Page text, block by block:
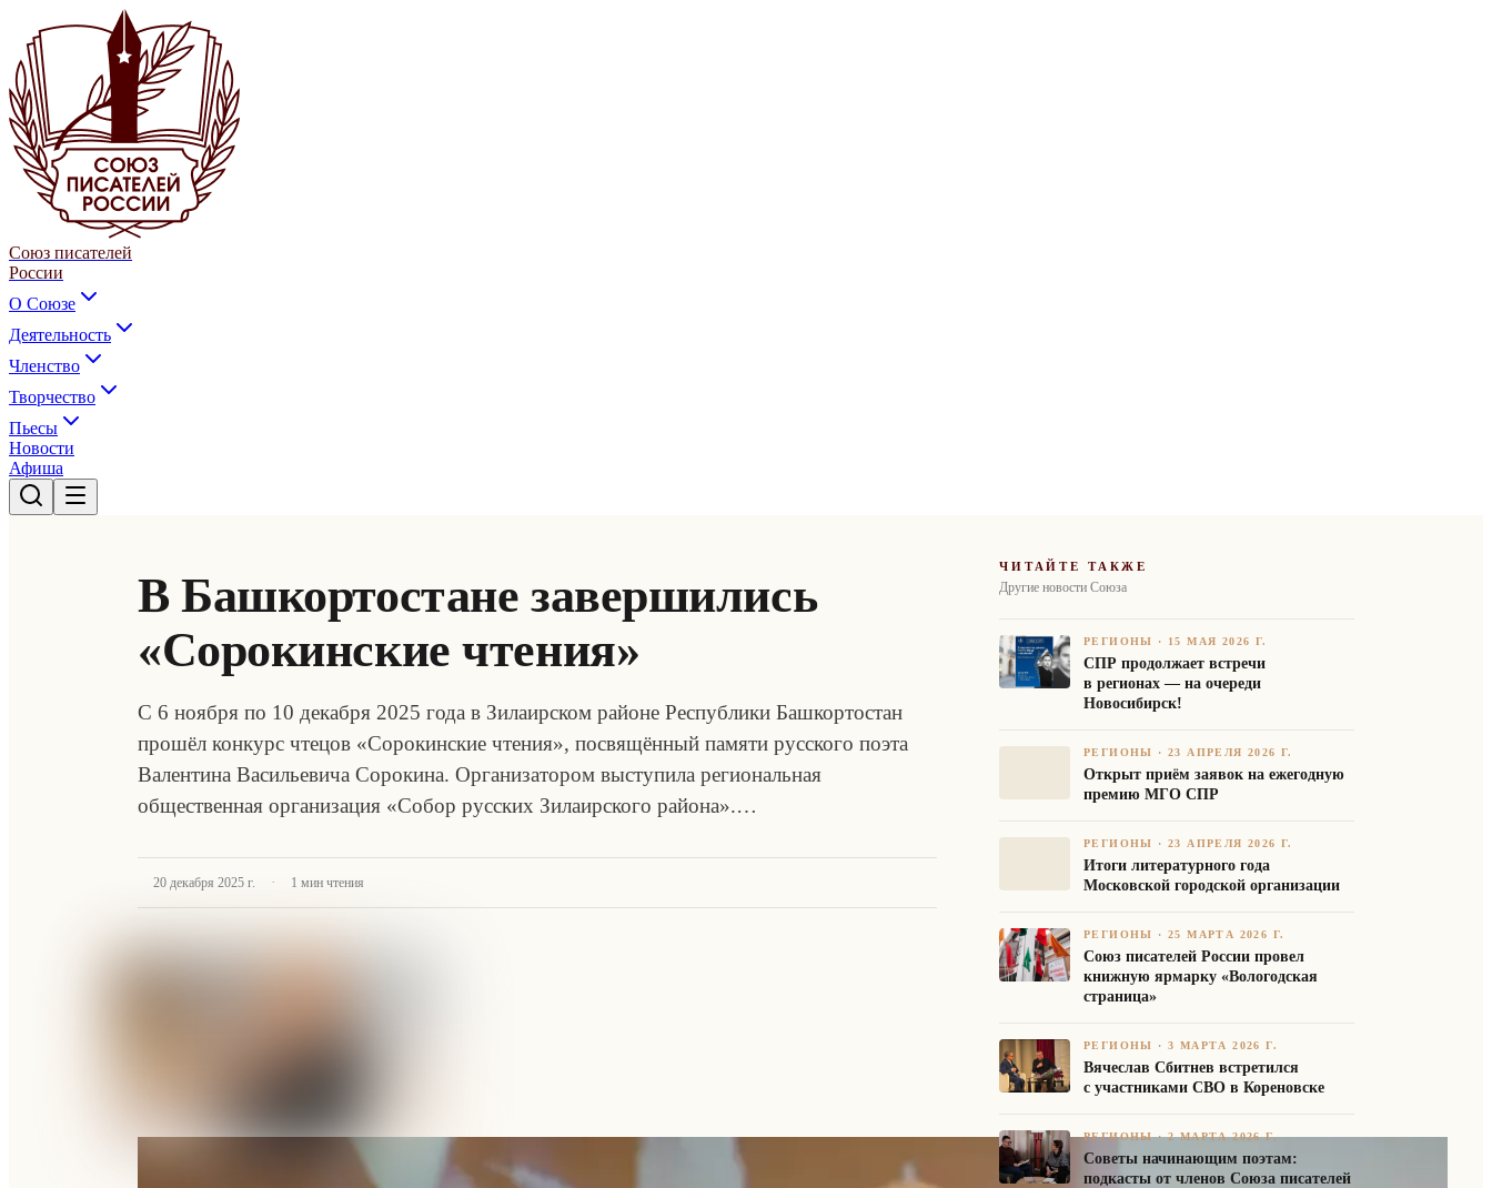
Союз писателей
России
О Союзе
Деятельность
Членство
Творчество
Пьесы
Новости
Афиша
В Башкортостане завершились
«Сорокинские чтения»
С 6 ноября по 10 декабря 2025 года в Зилаирском районе Республики Башкортостан
прошёл конкурс чтецов «Сорокинские чтения», посвящённый памяти русского поэта
Валентина Васильевича Сорокина. Организатором выступила региональная
общественная организация «Собор русских Зилаирского района».…
20 декабря 2025 г. · 1 мин чтения
ЧИТАЙТЕ ТАКЖЕ
Другие новости Союза
РЕГИОНЫ · 15 МАЯ 2026 Г.
СПР продолжает встречи
в регионах — на очереди
Новосибирск!
РЕГИОНЫ ·23 АПРЕЛЯ 2026 Г.
Открыт приём заявок на ежегодную
премию МГО СПР
РЕГИОНЫ ·23 АПРЕЛЯ 2026 Г.
Итоги литературного года
Московской городской организации
РЕГИОНЫ ·25 МАРТА 2026 Г.
Союз писателей России провел
книжную ярмарку «Вологодская
страница»
РЕГИОНЫ ·3 МАРТА 2026 Г.
Вячеслав Сбитнев встретился
с участниками СВО в Кореновске
РЕГИОНЫ·2 МАРТА 2026 Г.
Советы начинающим поэтам:
подкасты от членов Союза писателей